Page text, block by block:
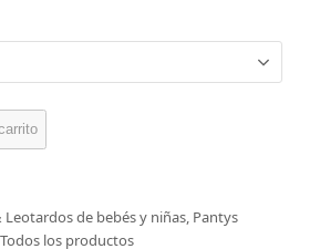
Leotardos de bebés y niñas, Pantys
Todos los productos